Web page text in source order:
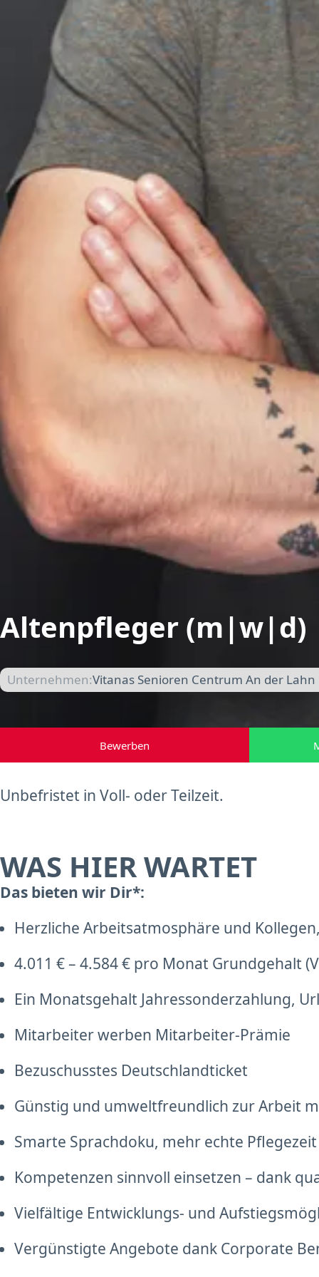
Altenpfleger (m|w|d)
Unternehmen:Vitanas Senioren Centrum An der
Bewerben
Unbefristet in Voll- oder Teilzeit.
WAS HIER WARTET
Das bieten wir Dir*:
Herzliche Arbeitsatmosphäre und
4.011 € – 4.584 € pro Monat Grundgehalt
Ein Monatsgehalt Jahressonderzahlung,
Mitarbeiter werben Mitarbeiter-Prämie
Bezuschusstes Deutschlandticket
Günstig und umweltfreundlich zur Arbeit
Smarte Sprachdoku, mehr echte
Kompetenzen sinnvoll einsetzen – dank
Vielfältige Entwicklungs- und
Vergünstigte Angebote dank Corporate